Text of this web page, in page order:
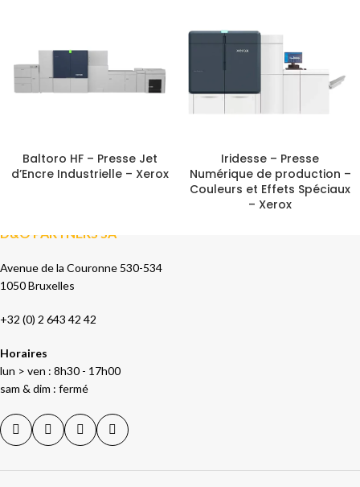
Baltoro HF – Presse Jet
d’Encre Industrielle – Xerox
Iridesse – Presse
Numérique de production –
Couleurs et Effets Spéciaux
– Xerox
D&O PARTNERS SA
Avenue de la Couronne 530-534
1050 Bruxelles
+32 (0) 2 643 42 42
Horaires
lun > ven : 8h30 - 17h00
sam & dim : fermé